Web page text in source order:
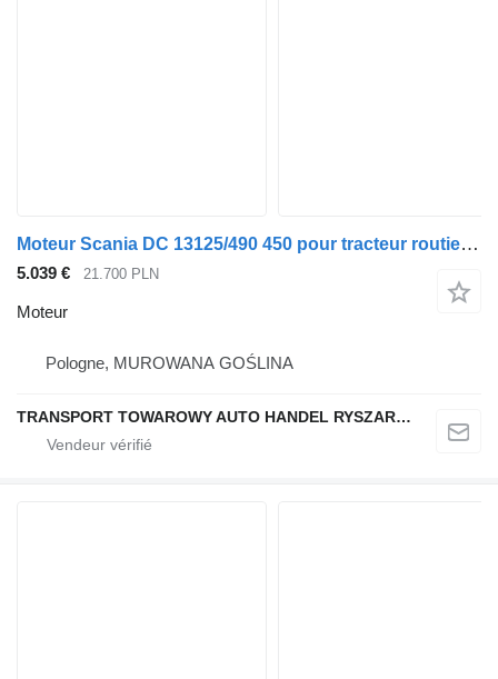
Moteur Scania DC 13125/490 450 pour tracteur routier Scania R490
5.039 € 21.700 PLN
Moteur
Pologne, MUROWANA GOŚLINA
TRANSPORT TOWAROWY AUTO HANDEL RYSZARD NOWAK